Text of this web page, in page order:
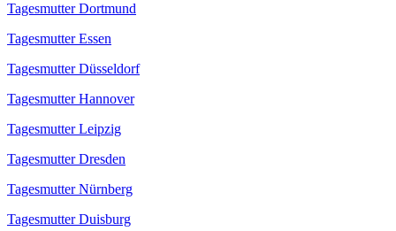
Tagesmutter Dortmund
Tagesmutter Essen
Tagesmutter Düsseldorf
Tagesmutter Hannover
Tagesmutter Leipzig
Tagesmutter Dresden
Tagesmutter Nürnberg
Tagesmutter Duisburg